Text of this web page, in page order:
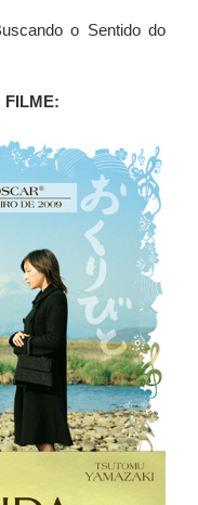
o Sentido do
FILME: